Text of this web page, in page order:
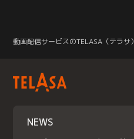
動画配信サービスのTELASA（テラサ）
NEWS